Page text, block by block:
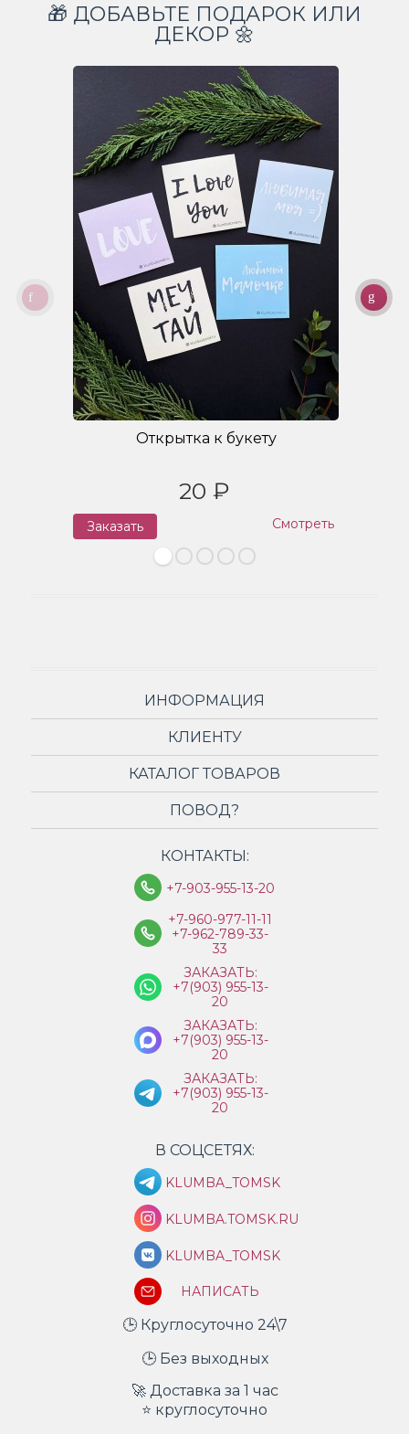
🎁 ДОБАВЬТЕ ПОДАРОК ИЛИ
ДЕКОР 🌼
Открытка к букету
20 ₽
Заказать Смотреть
ИНФОРМАЦИЯ
КЛИЕНТУ
КАТАЛОГ ТОВАРОВ
ПОВОД?
КОНТАКТЫ:
+7-903-955-13-20
+7-960-977-11-11
+7-962-789-33-
33
ЗАКАЗАТЬ:
+7(903) 955-13-
20
ЗАКАЗАТЬ:
+7(903) 955-13-
20
ЗАКАЗАТЬ:
+7(903) 955-13-
20
В СОЦСЕТЯХ:
KLUMBA_TOMSK
KLUMBA.TOMSK.RU
KLUMBA_TOMSK
НАПИСАТЬ
🕒 Круглосуточно 24\7
🕒 Без выходных
🚀 Доставка за 1 час
⭐ круглосуточно